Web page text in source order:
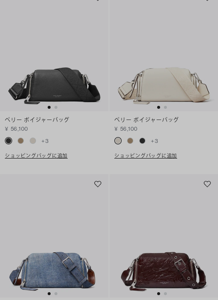
ペリー ボイジャーバッグ
¥ 56,100
+3
ショッピングバッグに追加
ペリー ボイジャーバッグ
¥ 56,100
+3
ショッピングバッグに追加